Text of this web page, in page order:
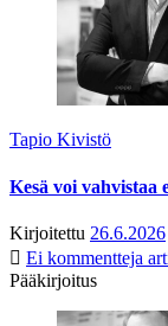
Tapio Kivistö
Kesä voi vahvistaa
Kirjoitettu 26.6.2026
Ei kommentteja
Pääkirjoitus